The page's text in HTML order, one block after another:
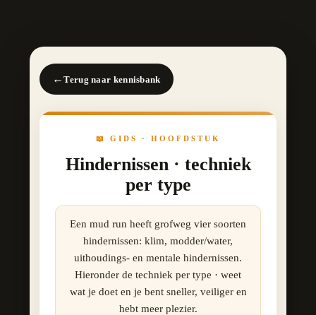
←Terug naar kennisbank
📖 GIDS · HOOFDSTUK
Hindernissen · techniek
per type
Een mud run heeft grofweg vier soorten
hindernissen: klim, modder/water,
uithoudings- en mentale hindernissen.
Hieronder de techniek per type · weet
wat je doet en je bent sneller, veiliger en
hebt meer plezier.